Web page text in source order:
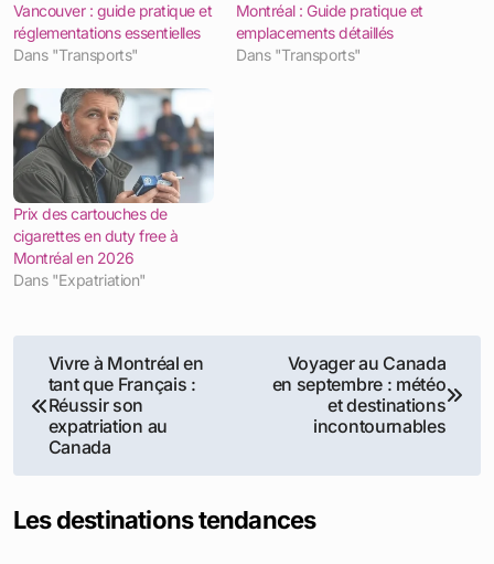
Vancouver : guide pratique et
réglementations essentielles
Dans "Transports"
Montréal : Guide pratique et
emplacements détaillés
Dans "Transports"
Prix des cartouches de
cigarettes en duty free à
Montréal en 2026
Dans "Expatriation"
Navigation
de
l’article
Vivre à Montréal en
tant que Français :
Réussir son
expatriation au
Canada
Voyager au Canada
en septembre : météo
et destinations
incontournables
Les destinations tendances